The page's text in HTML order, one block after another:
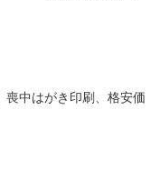
中はがき印刷、格安価